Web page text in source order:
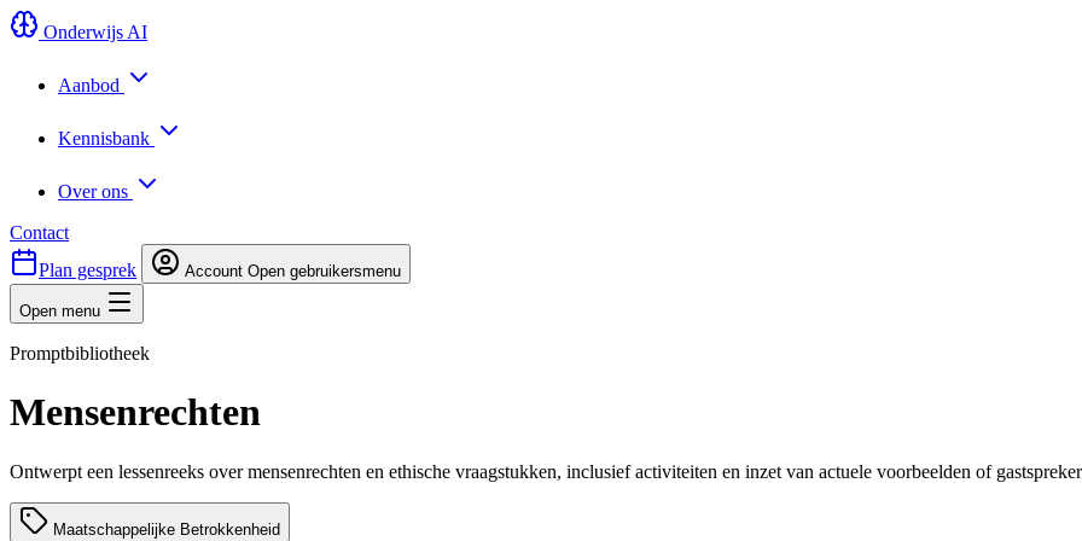
Onderwijs AI
Aanbod
Kennisbank
Over ons
Contact
Plan gesprek
Account Open gebruikersmenu
Open menu
Promptbibliotheek
Mensenrechten
Ontwerpt een lessenreeks over mensenrechten en ethische vraagstukken, inclusief activiteiten en inzet van actuele voorbeelden of
Maatschappelijke Betrokkenheid